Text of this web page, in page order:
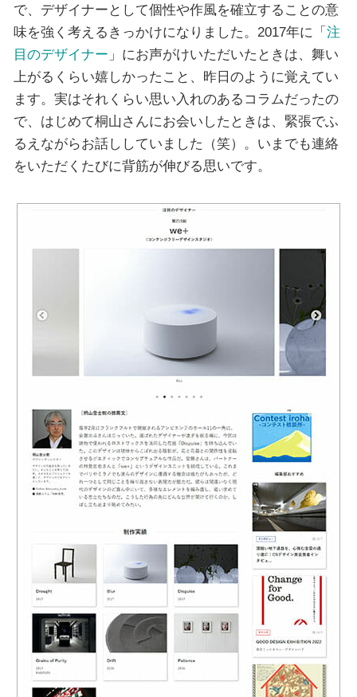
で、デザイナーとして個性や作風を確立することの意
味を強く考えるきっかけになりました。2017年に「注
目のデザイナー 」にお声がけいただいたときは、舞い
上がるくらい嬉しかったこと、昨日のように覚えてい
ます。実はそれくらい思い入れのあるコラムだったの
で、はじめて桐山さんにお会いしたときは、緊張でふ
るえながらお話ししていました（笑）。いまでも連絡
をいただくたびに背筋が伸びる思いです。